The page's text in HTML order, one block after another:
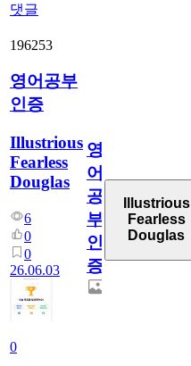
댓글
196253
영어공부
인증
Illustrious
Fearless
Douglas
6
0
0
26.06.03
0
영
어
공
부
인
증
Illustrious
Fearless
Douglas